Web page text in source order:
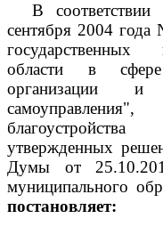
В
сентября 2004
государственных
области в сфере
организации и
утвержденных
Думы от
муниципального
постановляет: